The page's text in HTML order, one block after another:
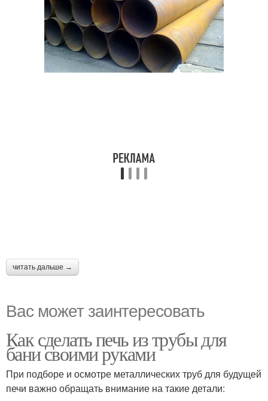
читать дальше →
Вас может заинтересовать
Как сделать печь из трубы для
бани своими руками
При подборе и осмотре металлических труб для будущей
печи важно обращать внимание на такие детали: